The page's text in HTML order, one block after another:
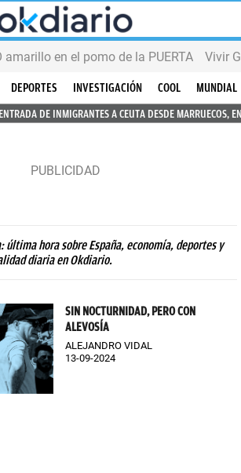
amarillo en el pomo de la PUERTA Vivir
DEPORTES INVESTIGACIÓN COOL
MUNDIAL
ENTRADA DE INMIGRANTES A CEUTA DESDE MARRUECOS,
hora sobre España, economía, deportes y
diaria en Okdiario.
SIN NOCTURNIDAD, PERO CON
ALEVOSÍA
ALEJANDRO VIDAL
13-09-2024